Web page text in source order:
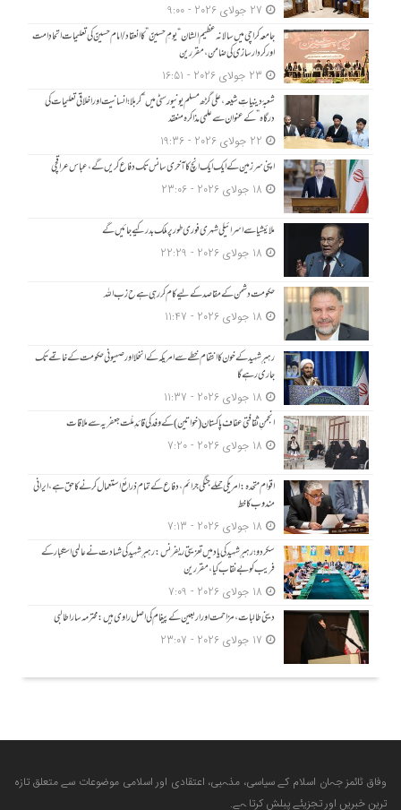
27 جولای 2026 - 9:00
جامعہ کراچی میں سالانہ عظیم الشان “یومِ حسینؑ” کا انعقاد/امام حسینؑ کی تعلیمات اتحادِ امت
اور کردار سازی کی ضامن، مقررین
23 جولای 2026 - 16:51
شعبۂ دینیاتِ شیعہ، علی گڑھ مسلم یونیورسٹی میں “کربلا؛ انسانیت اور اخلاقی تعلیمات کی
درگاہ” کے عنوان سے علمی مذاکرہ منعقد
22 جولای 2026 - 19:36
اپنی سرزمین کے ایک ایک انچ کا آخری سانس تک دفاع کریں گے، عباس عراقچی
18 جولای 2026 - 23:06
ملائیشیا سے اسرائیلی شہری فوری طور پر ملک بدر کیے جائیں گے
18 جولای 2026 - 22:29
حکومت دشمن کے مقاصد کے لیے کام کر رہی ہے ح زب ا للہ
18 جولای 2026 - 11:47
رہبرِ شہید کے خون کا انتقام خطے سے امریکہ کے انخلا اور صہیونی حکومت کے خاتمے تک
جاری رہے گا
18 جولای 2026 - 11:37
انجمنِ ثقافتی عفاف پاکستان (خواتین) کے وفد کی قائدِ ملّت جعفریہ سے ملاقات
18 جولای 2026 - 7:20
اقوام متحدہ: امریکی حملے جنگی جرائم، دفاع کے تمام ذرائع استعمال کرنے کا حق ہے، ایرانی
مندوب کا خط
18 جولای 2026 - 7:13
سکردو؛ رہبرِ شہید کی یاد میں تعزیتی ریفرنس: رہبرِ شہید کی شہادت نے عالمی استکبار کے
فریب کو بے نقاب کیا، مقررین
18 جولای 2026 - 7:09
دینی طالبات، مزاحمت اور اربعین کے پیغام کی اصل راوی ہیں: محترمہ سارا طالبی
17 جولای 2026 - 23:07
وفاق ٹائمز جہان اسلام کے سیاسی، مذہبی، اعتقادی اور اسلامی موضوعات سے متعلق تازہ
ترین خبریں اور تجزیئے پبلش کرتا ہے.